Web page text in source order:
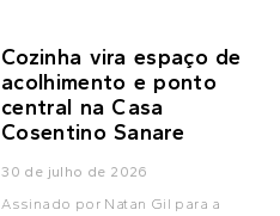
Cozinha vira espaço de
acolhimento e ponto
central na Casa
Cosentino Sanare
30 de julho de 2026
Assinado por Natan Gil para a